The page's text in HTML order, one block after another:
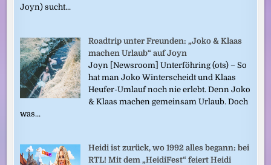
Joyn) sucht...
Roadtrip unter Freunden: „Joko & Klaas
machen Urlaub“ auf Joyn
Joyn [Newsroom] Unterföhring (ots) – So
hat man Joko Winterscheidt und Klaas
Heufer-Umlauf noch nie erlebt. Denn Joko
& Klaas machen gemeinsam Urlaub. Doch
was...
Heidi ist zurück, wo 1992 alles begann: bei
RTL! Mit dem „HeidiFest“ feiert Heidi